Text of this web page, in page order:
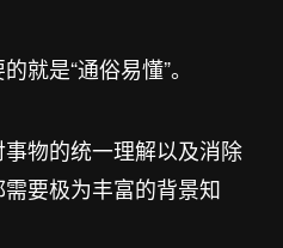
就是“通俗易懂”。
物的统一理解以及消除
要极为丰富的背景知